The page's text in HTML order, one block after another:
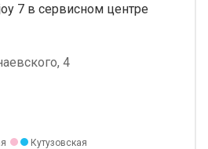
7 в сервисном центре
4
Кутузовская